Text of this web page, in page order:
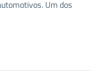
Um dos